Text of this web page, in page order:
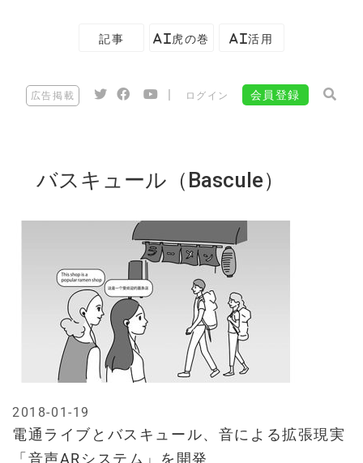
記事 AI虎の巻 AI活用
広告掲載 ログイン 会員登録
バスキュール（Bascule）
電通ライブとバスキュール、音による拡張現実
「音声ARシステム」を開発
2018-01-19